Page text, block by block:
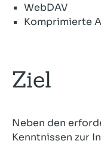
WebDAV
Komprimierte
Ziel
Neben den
Kenntnissen zur